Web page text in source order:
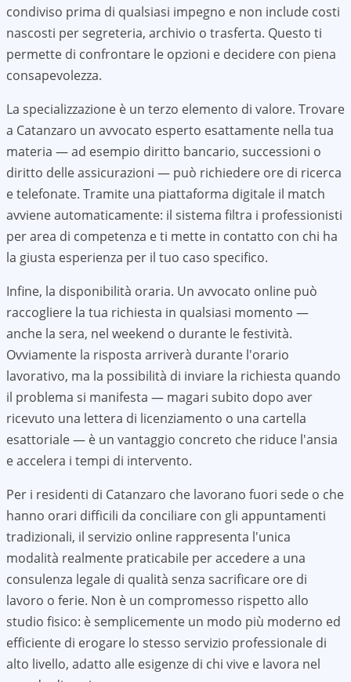
condiviso prima di qualsiasi impegno e non include costi
nascosti per segreteria, archivio o trasferta. Questo ti
permette di confrontare le opzioni e decidere con piena
consapevolezza.
La specializzazione è un terzo elemento di valore. Trovare
a Catanzaro un avvocato esperto esattamente nella tua
materia — ad esempio diritto bancario, successioni o
diritto delle assicurazioni — può richiedere ore di ricerca
e telefonate. Tramite una piattaforma digitale il match
avviene automaticamente: il sistema filtra i professionisti
per area di competenza e ti mette in contatto con chi ha
la giusta esperienza per il tuo caso specifico.
Infine, la disponibilità oraria. Un avvocato online può
raccogliere la tua richiesta in qualsiasi momento —
anche la sera, nel weekend o durante le festività.
Ovviamente la risposta arriverà durante l'orario
lavorativo, ma la possibilità di inviare la richiesta quando
il problema si manifesta — magari subito dopo aver
ricevuto una lettera di licenziamento o una cartella
esattoriale — è un vantaggio concreto che riduce l'ansia
e accelera i tempi di intervento.
Per i residenti di Catanzaro che lavorano fuori sede o che
hanno orari difficili da conciliare con gli appuntamenti
tradizionali, il servizio online rappresenta l'unica
modalità realmente praticabile per accedere a una
consulenza legale di qualità senza sacrificare ore di
lavoro o ferie. Non è un compromesso rispetto allo
studio fisico: è semplicemente un modo più moderno ed
efficiente di erogare lo stesso servizio professionale di
alto livello, adatto alle esigenze di chi vive e lavora nel